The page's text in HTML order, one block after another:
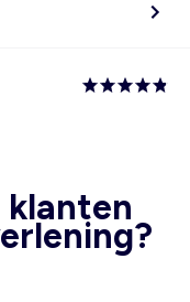
klanten